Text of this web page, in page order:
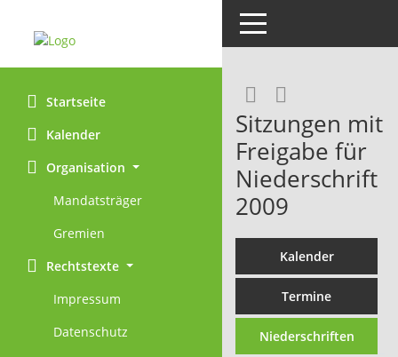
Startseite
Kalender
Organisation
Mandatsträger
Gremien
Rechtstexte
Impressum
Datenschutz
Toggle navigation
Sitzungen mit
Freigabe für
Niederschrift
2009
Kalender
Termine
Niederschriften